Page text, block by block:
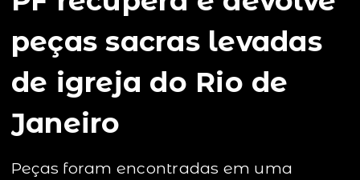
peças sacras levadas
de igreja do Rio de
Janeiro
Peças foram encontradas em uma